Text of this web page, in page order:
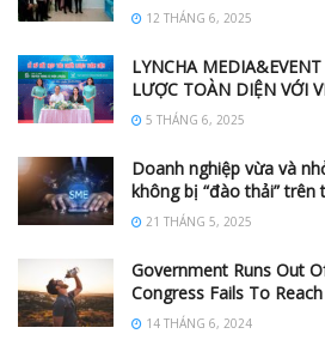
12 THÁNG 6, 2025
LYNCHA
LƯỢC TOÀN DIỆN VỚI
5 THÁNG 6, 2025
Doanh nghiệp vừa và
không bị “đào thải”
21 THÁNG 5, 2025
Government Runs Out
Congress Fails To
14 THÁNG 6, 2024